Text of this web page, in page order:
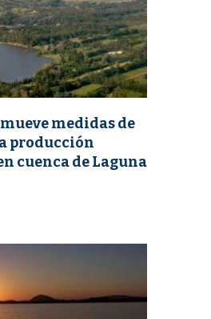
medidas de
producción
cuenca de Laguna